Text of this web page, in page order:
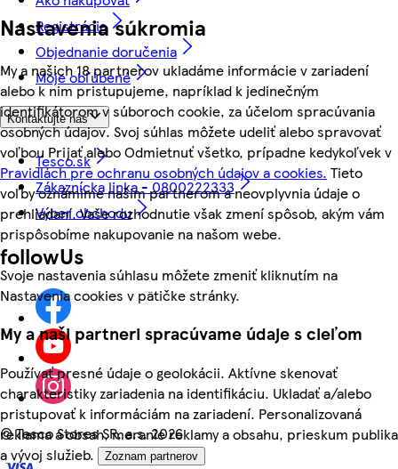
Nastavenia súkromia
My a našich 18 partnerov ukladáme informácie v zariadení
alebo k nim pristupujeme, napríklad k jedinečným
identifikátorom v súboroch cookie, za účelom spracúvania
osobných údajov. Svoj súhlas môžete udeliť alebo spravovať
voľbou Prijať alebo Odmietnuť všetko, prípadne kedykoľvek v
Pravidlách pre ochranu osobných údajov a cookies. Tieto
voľby oznámime našim partnerom a neovplyvnia údaje o
prehliadaní. Vaše rozhodnutie však zmení spôsob, akým vám
prispôsobíme nakupovanie na našom webe.
Svoje nastavenia súhlasu môžete zmeniť kliknutím na
Nastavenia cookies v pätičke stránky.
My a naši partneri spracúvame údaje s cieľom
Používať presné údaje o geolokácii. Aktívne skenovať
charakteristiky zariadenia na identifikáciu. Ukladať a/alebo
pristupovať k informáciám na zariadení. Personalizovaná
reklama a obsah, meranie reklamy a obsahu, prieskum publika
a vývoj služieb.
Zoznam partnerov
Registrácia
Objednanie doručenia
Moje obľúbené
Kontaktujte nás
Tesco.sk
Zákaznícka linka - 0800222333
Výber obchodu
followUs
©Tesco Stores SR, a.s. 2026